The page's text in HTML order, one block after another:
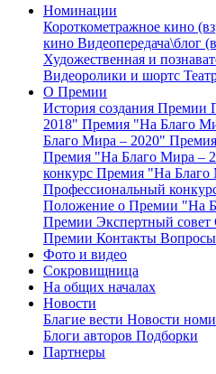
Номинации
Короткометражное кино
кино Видеопередача\блог
Художественная и
Видеоролики и шортс
О Премии
История создания Премии
2018" Премия "На Благо
Благо Мира – 2020"
Премия "На Благо Мира –
конкурс Премия "На Благо
Профессиональный
Положение о Премии "На
Премии Экспертный совет
Премии Контакты
Фото и видео
Сокровищница
На общих началах
Новости
Благие вести Новости
Блоги авторов Подборки
Партнеры